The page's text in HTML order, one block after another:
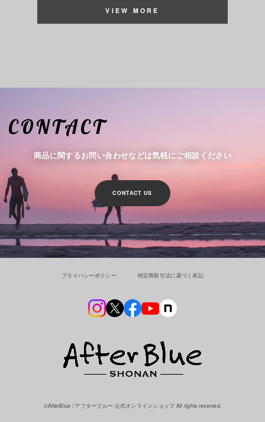
VIEW MORE
CONTACT
商品に関するお問い合わせなどは気軽にご相談ください
CONTACT US
プライバシーポリシー 特定商取引法に基づく表記
©︎AfterBlue / アフターブルー 公式オンラインショップ All rights reserved.